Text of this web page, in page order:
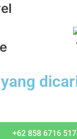
+62 858 6716